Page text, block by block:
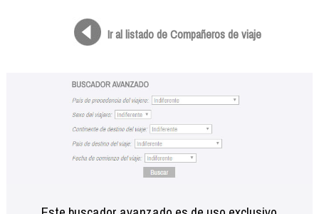
Ir al listado de Compañeros de viaje